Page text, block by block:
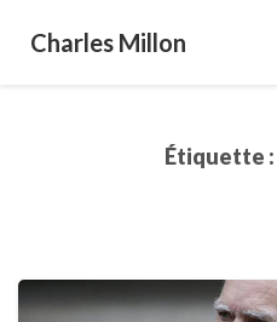
Charles Millon
Étiquette :